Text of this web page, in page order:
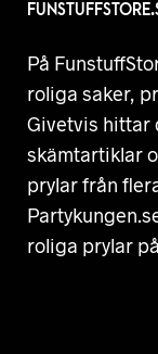
På
roliga saker,
Givetvis hittar
skämtartiklar
prylar från
roliga prylar